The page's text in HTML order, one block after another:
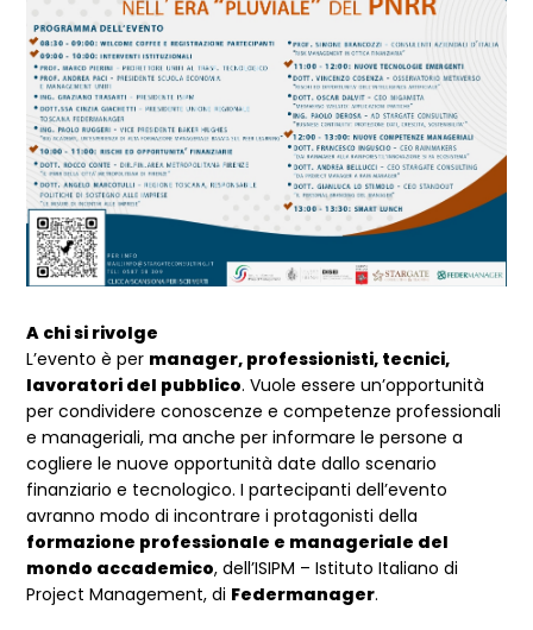
A chi si rivolge
L’evento è per manager, professionisti, tecnici,
lavoratori del pubblico. Vuole essere un’opportunità
per condividere conoscenze e competenze professionali
e manageriali, ma anche per informare le persone a
cogliere le nuove opportunità date dallo scenario
finanziario e tecnologico. I partecipanti dell’evento
avranno modo di incontrare i protagonisti della
formazione professionale e manageriale del
mondo accademico, dell’ISIPM – Istituto Italiano di
Project Management, di Federmanager.